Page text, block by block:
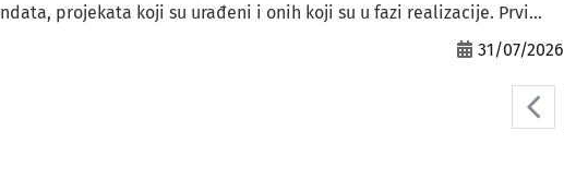
projekata koji su urađeni i onih koji su u fazi realizacije. Prvi...
31/07/2026